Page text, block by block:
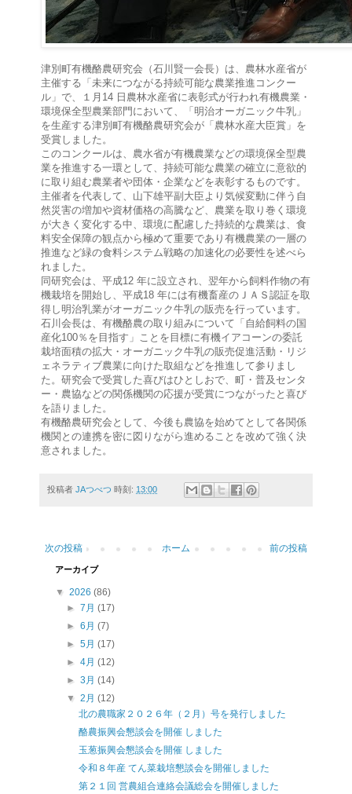
津別町有機酪農研究会（石川賢一会長）は、農林水産省が
主催する「未来につながる持続可能な農業推進コンクー
ル」で、１月14 日農林水産省に表彰式が行われ有機農業・
環境保全型農業部門において、「明治オーガニック牛乳」
を生産する津別町有機酪農研究会が「農林水産大臣賞」を
受賞しました。
このコンクールは、農水省が有機農業などの環境保全型農
業を推進する一環として、持続可能な農業の確立に意欲的
に取り組む農業者や団体・企業などを表彰するものです。
主催者を代表して、山下雄平副大臣より気候変動に伴う自
然災害の増加や資材価格の高騰など、農業を取り巻く環境
が大きく変化する中、環境に配慮した持続的な農業は、食
料安全保障の観点から極めて重要であり有機農業の一層の
推進など緑の食料システム戦略の加速化の必要性を述べら
れました。
同研究会は、平成12 年に設立され、翌年から飼料作物の有
機栽培を開始し、平成18 年には有機畜産のＪＡＳ認証を取
得し明治乳業がオーガニック牛乳の販売を行っています。
石川会長は、有機酪農の取り組みについて「自給飼料の国
産化100％を目指す」ことを目標に有機イアコーンの委託
栽培面積の拡大・オーガニック牛乳の販売促進活動・リジ
ェネラティブ農業に向けた取組などを推進して参りまし
た。研究会で受賞した喜びはひとしおで、町・普及センタ
ー・農協などの関係機関の応援が受賞につながったと喜び
を語りました。
有機酪農研究会として、今後も農協を始めてとして各関係
機関との連携を密に図りながら進めることを改めて強く決
意されました。
投稿者 JAつべつ 時刻: 13:00
次の投稿 前の投稿
ホーム
アーカイブ
▼ 2026 (86)
►7月(17)
►6月(7)
►5月(17)
►4月(12)
►3月(14)
▼2月(12)
北の農職家２０２６年（２月）号を発行しました
酪農振興会懇談会を開催 しました
玉葱振興会懇談会を開催 しました
令和８年産 てん菜栽培懇談会を開催しました
第２１回 営農組合連絡会議総会を開催しました